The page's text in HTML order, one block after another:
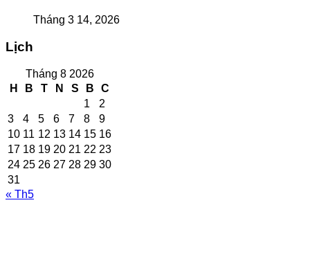
Tháng 3 14, 2026
Lịch
Tháng 8 2026
H
B T N S B
C
1
2
3
4 5 6 7 8
9
10 11 12 13 14 15 16
17 18 19 20 21 22 23
24 25 26 27 28 29 30
31
« Th5